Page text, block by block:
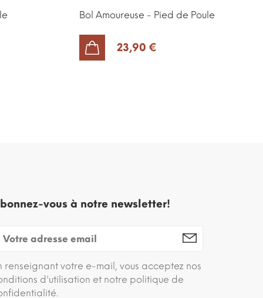
Bol Amoureuse - Pied de Poule
23,90 €
vous à notre newsletter!
renseignant votre e-mail, vous acceptez nos
d'utilisation et notre politique de